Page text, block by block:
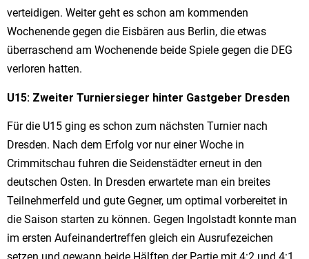
verteidigen. Weiter geht es schon am kommenden
Wochenende gegen die Eisbären aus Berlin, die etwas
überraschend am Wochenende beide Spiele gegen die DEG
verloren hatten.
U15: Zweiter Turniersieger hinter Gastgeber Dresden
Für die U15 ging es schon zum nächsten Turnier nach
Dresden. Nach dem Erfolg vor nur einer Woche in
Crimmitschau fuhren die Seidenstädter erneut in den
deutschen Osten. In Dresden erwartete man ein breites
Teilnehmerfeld und gute Gegner, um optimal vorbereitet in
die Saison starten zu können. Gegen Ingolstadt konnte man
im ersten Aufeinandertreffen gleich ein Ausrufezeichen